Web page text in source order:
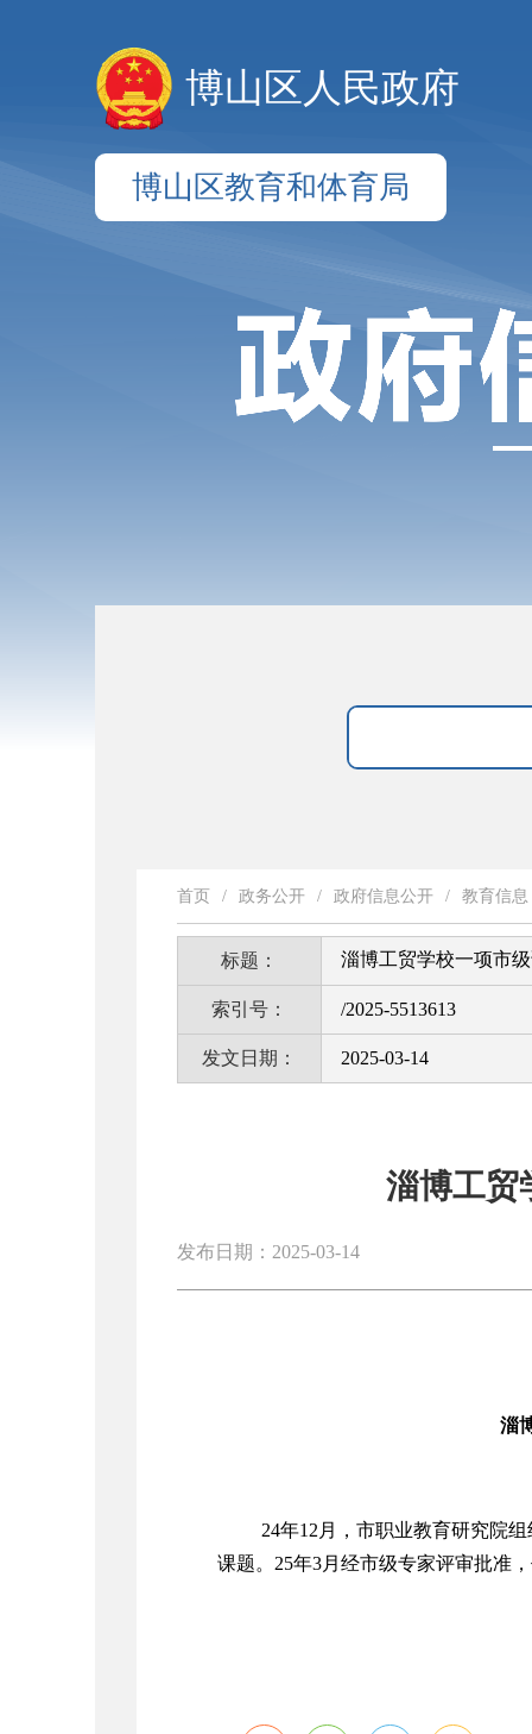
博山区人民政府
博山区教育和体育局
首页 / 政务公开 / 政府信息公开 / 教育信息
标题： 淄博工贸学校一项市
索引号： /2025-5513613
发文日期： 2025-03-14
淄博工贸
发布日期：2025-03-14
淄
24年12月，市职业教育研究院
课题。25年3月经市级专家评审批准